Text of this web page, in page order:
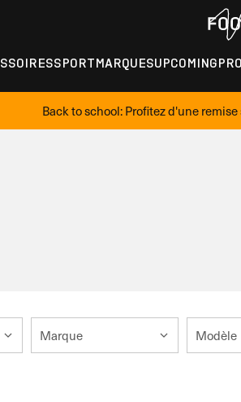
SPORTMARQUESUPCOMING
Back to school: Profitez d'une
Marque Modèle